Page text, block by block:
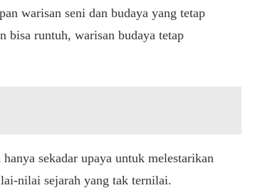
warisan seni dan budaya yang tetap
bisa runtuh, warisan budaya tetap
sekadar upaya untuk melestarikan
nilai sejarah yang tak ternilai.